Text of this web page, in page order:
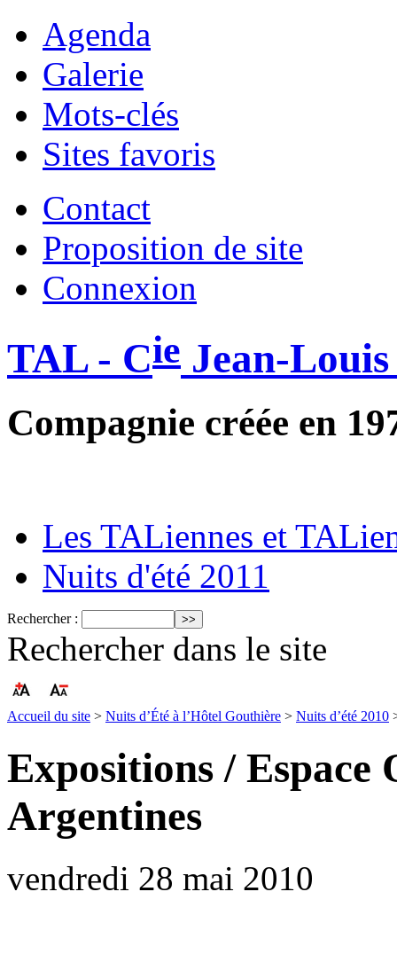
Agenda
Galerie
Mots-clés
Sites favoris
Contact
Proposition de site
Connexion
TAL - Cie Jean-
Compagnie créée en
Les TALiennes et
Nuits d'été 2011
Rechercher :
Rechercher dans le site
Accueil du site > Nuits d’Été à l’Hôtel Gouthière > Nuits d’été 2010
Expositions / Espace
Argentines
vendredi 28 mai 2010